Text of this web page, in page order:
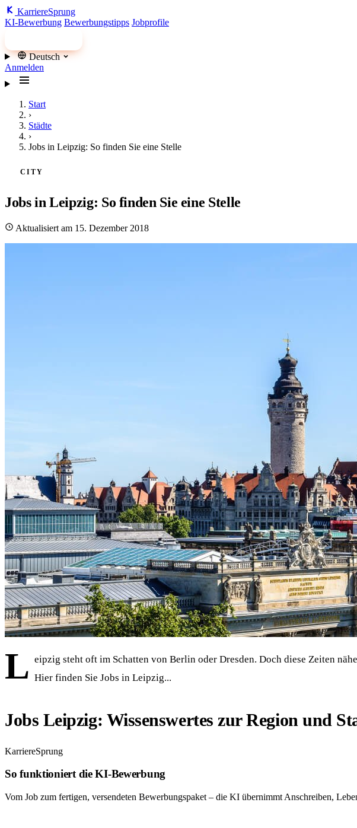
KarriereSprung
KI-Bewerbung Bewerbungstipps Jobprofile
Deutsch
Anmelden
Start
›
Städte
›
Jobs in Leipzig: So finden Sie eine Stelle
CITY
Jobs in Leipzig: So finden Sie eine Stelle
Aktualisiert am 15. Dezember 2018
L eipzig steht oft im Schatten von Berlin oder Dresden. Doch diese Zeiten
Hier finden Sie Jobs in Leipzig...
Jobs Leipzig: Wissenswertes zur Region und
KarriereSprung
So funktioniert die KI-Bewerbung
Vom Job zum fertigen, versendeten Bewerbungspaket – die KI übernimmt Anschreiben,